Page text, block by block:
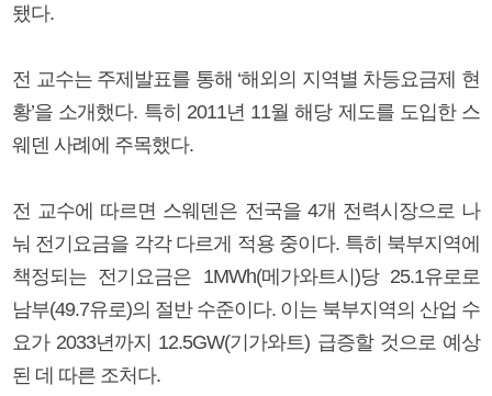
됐다.
전 교수는 주제발표를 통해 ‘해외의 지역별 차등요금제 현
황’을 소개했다. 특히 2011년 11월 해당 제도를 도입한 스
웨덴 사례에 주목했다.
전 교수에 따르면 스웨덴은 전국을 4개 전력시장으로 나
눠 전기요금을 각각 다르게 적용 중이다. 특히 북부지역에
책정되는 전기요금은 1MWh(메가와트시)당 25.1유로로
남부(49.7유로)의 절반 수준이다. 이는 북부지역의 산업 수
요가 2033년까지 12.5GW(기가와트) 급증할 것으로 예상
된 데 따른 조처다.